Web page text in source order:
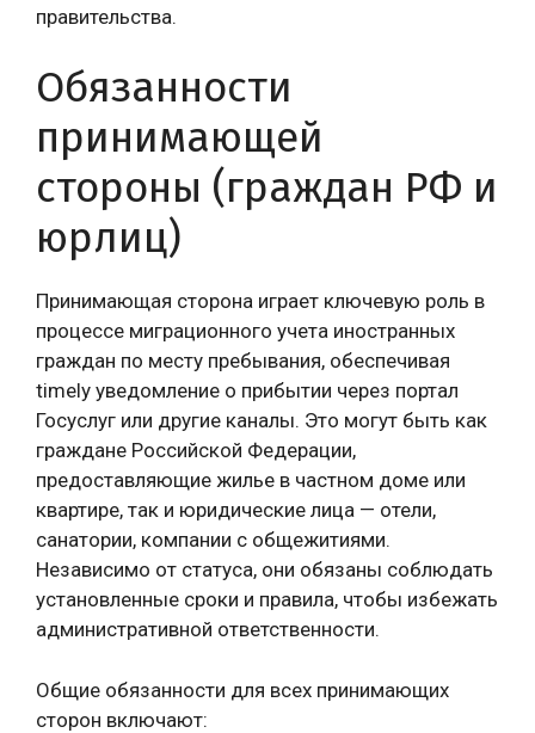
правительства.
Обязанности
принимающей
стороны (граждан РФ и
юрлиц)
Принимающая сторона играет ключевую роль в
процессе миграционного учета иностранных
граждан по месту пребывания, обеспечивая
timely уведомление о прибытии через портал
Госуслуг или другие каналы. Это могут быть как
граждане Российской Федерации,
предоставляющие жилье в частном доме или
квартире, так и юридические лица — отели,
санатории, компании с общежитиями.
Независимо от статуса, они обязаны соблюдать
установленные сроки и правила, чтобы избежать
административной ответственности.
Общие обязанности для всех принимающих
сторон включают: